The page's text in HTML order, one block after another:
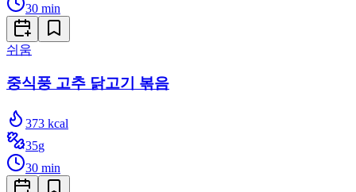
30 min
쉬움
중식풍 고추 닭고기 볶음
373 kcal
35g
30 min